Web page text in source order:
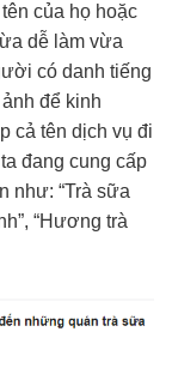
của họ hoặc
dễ làm vừa
có danh tiếng
để kinh
cả tên dịch vụ đi
đang cung cấp
như: “Trà sữa
“Hương trà